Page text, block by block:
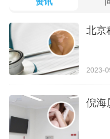
资讯
北京
2023-
倪海